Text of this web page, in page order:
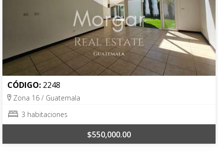
CÓDIGO: 2248
Zona 16 / Guatemala
3 habitaciones
$550,000.00